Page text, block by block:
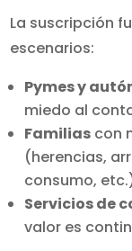
La suscripción
escenarios:
Pymes y
miedo al
Familias con
(herencias,
consumo,
Servicios de
valor es